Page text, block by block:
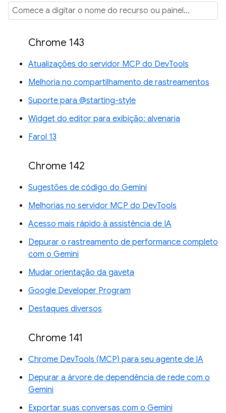
Chrome 143
Atualizações do servidor MCP do DevTools
Melhoria no compartilhamento de rastreamentos
Suporte para @starting-style
Widget do editor para exibição: alvenaria
Farol 13
Chrome 142
Sugestões de código do Gemini
Melhorias no servidor MCP do DevTools
Acesso mais rápido à assistência de IA
Depurar o rastreamento de performance completo
com o Gemini
Mudar orientação da gaveta
Google Developer Program
Destaques diversos
Chrome 141
Chrome DevTools (MCP) para seu agente de IA
Depurar a árvore de dependência de rede com o
Gemini
Exportar suas conversas com o Gemini